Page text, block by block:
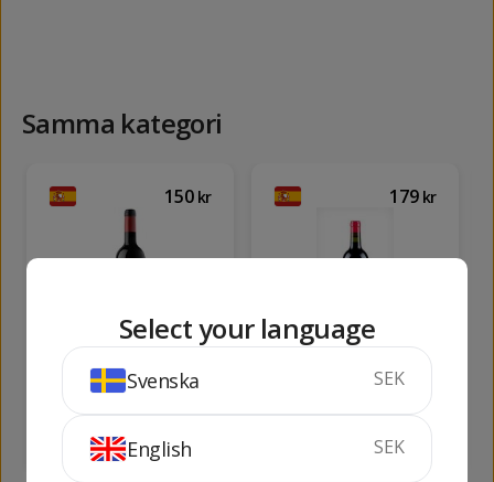
Samma kategori
150 kr
Finca Viladellops
75 cl 11.5%
SLUTSÅLD
179 kr
Pedradura Negre
13.5%
SLUTSÅLD
Select your language
Svenska SEK
English SEK